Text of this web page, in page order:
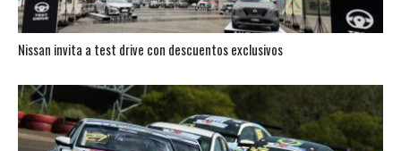
Nissan invita a test drive con descuentos exclusivos